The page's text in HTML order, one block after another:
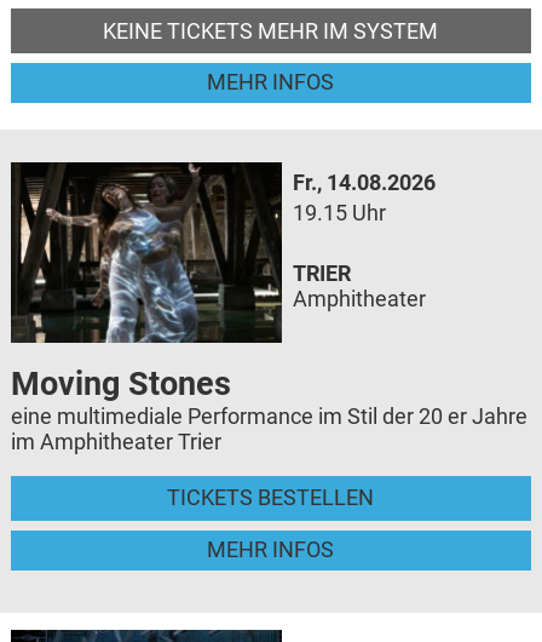
KEINE TICKETS MEHR IM SYSTEM
MEHR INFOS
Fr., 14.08.2026
19.15 Uhr
Moving Stones
eine multimediale Performance im Stil der 20 er Jahre
im Amphitheater Trier
TICKETS BESTELLEN
MEHR INFOS
TRIER
Amphitheater